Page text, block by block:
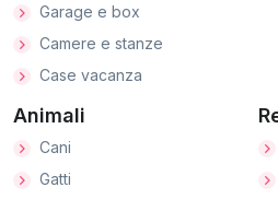
Garage e box
Camere e stanze
Case vacanza
Animali
Cani
Gatti